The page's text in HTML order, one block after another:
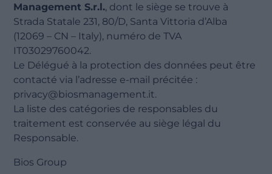
Management S.r.l., dont le siège se trouve à
Strada Statale 231, 80/D, Santa Vittoria d’Alba
(12069 – CN – Italy), numéro de TVA
IT03029760042.
Le Délégué à la protection des données peut être
contacté via l’adresse e-mail précitée :
privacy@biosmanagement.it.
La liste des catégories de responsables du
traitement est conservée au siège légal du
Responsable.
Bios Group